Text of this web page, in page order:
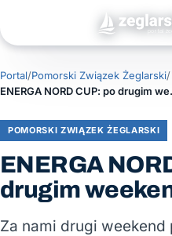
Portal/Pomorski Związek Żeglarski/
POMORSKI ZWIĄZEK ŻEGLARSKI
ENERGA
drugim
Za nami drugi weekend